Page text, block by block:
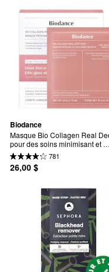
Biodance
Masque Bio Collagen Real
pour des soins minimisant et
raffermissant les pores
781
26,00 $